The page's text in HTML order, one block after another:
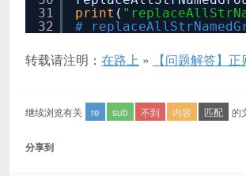
31
32
print (
#
转载请注明： 在路上 » 【问题解答】
继续浏览有关 re sub 不到 内容 匹配 的
分享到